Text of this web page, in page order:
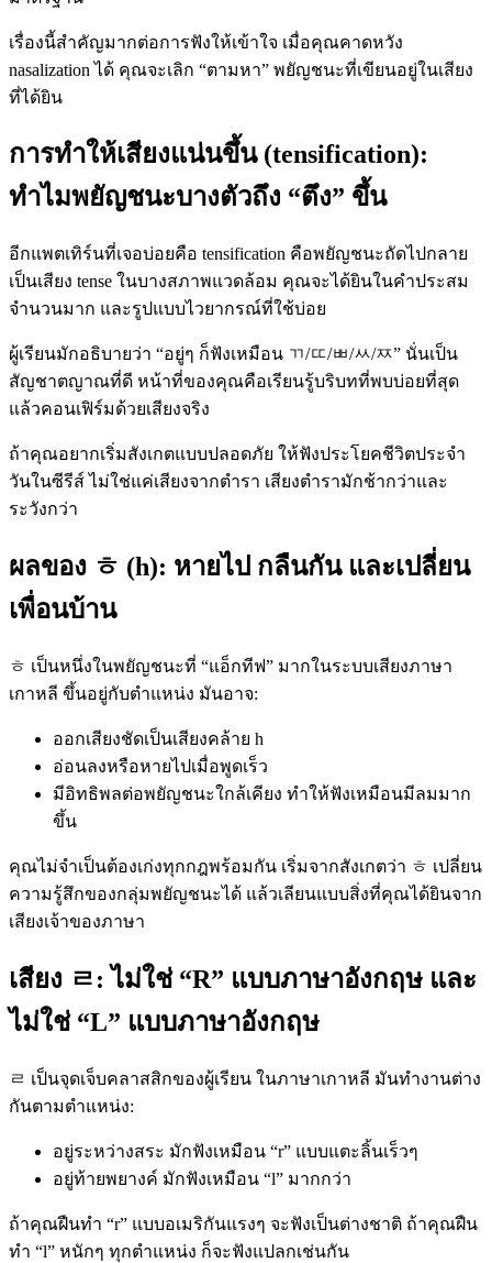
เรื่องนี้สำคัญมากต่อการฟังให้เข้าใจ เมื่อคุณคาดหวัง
nasalization ได้ คุณจะเลิก “ตามหา” พยัญชนะที่เขียนอยู่ในเสียง
ที่ได้ยิน
การทำให้เสียงแน่นขึ้น (tensification):
ทำไมพยัญชนะบางตัวถึง “ตึง” ขึ้น
อีกแพตเทิร์นที่เจอบ่อยคือ tensification คือพยัญชนะถัดไปกลาย
เป็นเสียง tense ในบางสภาพแวดล้อม คุณจะได้ยินในคำประสม
จำนวนมาก และรูปแบบไวยากรณ์ที่ใช้บ่อย
ผู้เรียนมักอธิบายว่า “อยู่ๆ ก็ฟังเหมือน ㄲ/ㄸ/ㅃ/ㅆ/ㅉ” นั่นเป็น
สัญชาตญาณที่ดี หน้าที่ของคุณคือเรียนรู้บริบทที่พบบ่อยที่สุด
แล้วคอนเฟิร์มด้วยเสียงจริง
ถ้าคุณอยากเริ่มสังเกตแบบปลอดภัย ให้ฟังประโยคชีวิตประจำ
วันในซีรีส์ ไม่ใช่แค่เสียงจากตำรา เสียงตำรามักช้ากว่าและ
ระวังกว่า
ผลของ ㅎ (h): หายไป กลืนกัน และเปลี่ยน
เพื่อนบ้าน
ㅎ เป็นหนึ่งในพยัญชนะที่ “แอ็กทีฟ” มากในระบบเสียงภาษา
เกาหลี ขึ้นอยู่กับตำแหน่ง มันอาจ:
ออกเสียงชัดเป็นเสียงคล้าย h
อ่อนลงหรือหายไปเมื่อพูดเร็ว
มีอิทธิพลต่อพยัญชนะใกล้เคียง ทำให้ฟังเหมือนมีลมมาก
ขึ้น
คุณไม่จำเป็นต้องเก่งทุกกฎพร้อมกัน เริ่มจากสังเกตว่า ㅎ เปลี่ยน
ความรู้สึกของกลุ่มพยัญชนะได้ แล้วเลียนแบบสิ่งที่คุณได้ยินจาก
เสียงเจ้าของภาษา
เสียง ㄹ: ไม่ใช่ “R” แบบภาษาอังกฤษ และ
ไม่ใช่ “L” แบบภาษาอังกฤษ
ㄹ เป็นจุดเจ็บคลาสสิกของผู้เรียน ในภาษาเกาหลี มันทำงานต่าง
กันตามตำแหน่ง:
อยู่ระหว่างสระ มักฟังเหมือน “r” แบบแตะลิ้นเร็วๆ
อยู่ท้ายพยางค์ มักฟังเหมือน “l” มากกว่า
ถ้าคุณฝืนทำ “r” แบบอเมริกันแรงๆ จะฟังเป็นต่างชาติ ถ้าคุณฝืน
ทำ “l” หนักๆ ทุกตำแหน่ง ก็จะฟังแปลกเช่นกัน